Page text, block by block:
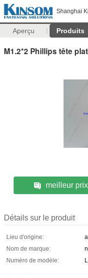
Shanghai
Aperçu Produits
M1.2*2 Phillips tête
meilleur prix
Détails sur le produit
Lieu d'origine:
Nom de marque:
Numéro de modèle: